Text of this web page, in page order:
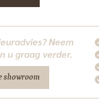
Neem
u graag verder.
showroom